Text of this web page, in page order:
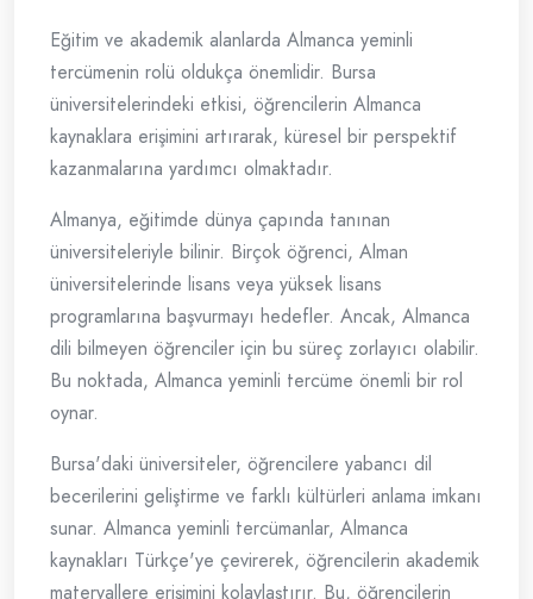
Eğitim ve akademik alanlarda Almanca yeminli
tercümenin rolü oldukça önemlidir. Bursa
üniversitelerindeki etkisi, öğrencilerin Almanca
kaynaklara erişimini artırarak, küresel bir perspektif
kazanmalarına yardımcı olmaktadır.
Almanya, eğitimde dünya çapında tanınan
üniversiteleriyle bilinir. Birçok öğrenci, Alman
üniversitelerinde lisans veya yüksek lisans
programlarına başvurmayı hedefler. Ancak, Almanca
dili bilmeyen öğrenciler için bu süreç zorlayıcı olabilir.
Bu noktada, Almanca yeminli tercüme önemli bir rol
oynar.
Bursa'daki üniversiteler, öğrencilere yabancı dil
becerilerini geliştirme ve farklı kültürleri anlama imkanı
sunar. Almanca yeminli tercümanlar, Almanca
kaynakları Türkçe'ye çevirerek, öğrencilerin akademik
materyallere erişimini kolaylaştırır. Bu, öğrencilerin